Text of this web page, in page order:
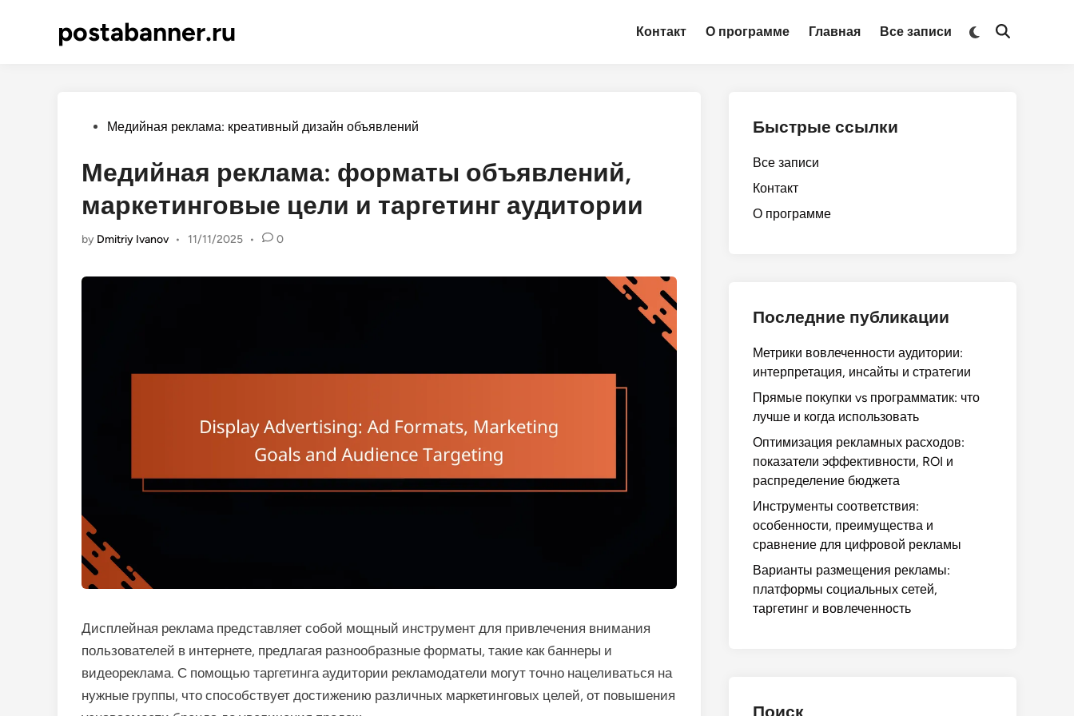
postabanner.ru Контакт О программе Главная Все записи
Switch
Open
PostedМедийная реклама: креативный дизайн объявлений
Медийная реклама: форматы объявлений,
маркетинговые цели и таргетинг аудитории
by Dmitriy Ivanov • 11/11/2025 • 0
Дисплейная реклама представляет собой мощный инструмент для привлечения внимания
пользователей в интернете, предлагая разнообразные форматы, такие как баннеры и
видеореклама. С помощью таргетинга аудитории рекламодатели могут точно нацеливаться на
нужные группы, что способствует достижению различных маркетинговых целей, от повышения
Быстрые ссылки
Все записи
Контакт
О программе
Последние публикации
Метрики вовлеченности аудитории:
интерпретация, инсайты и стратегии
Прямые покупки vs программатик: что
лучше и когда использовать
Оптимизация рекламных расходов:
показатели эффективности, ROI и
распределение бюджета
Инструменты соответствия:
особенности, преимущества и
сравнение для цифровой рекламы
Варианты размещения рекламы:
платформы социальных сетей,
таргетинг и вовлеченность
Поиск